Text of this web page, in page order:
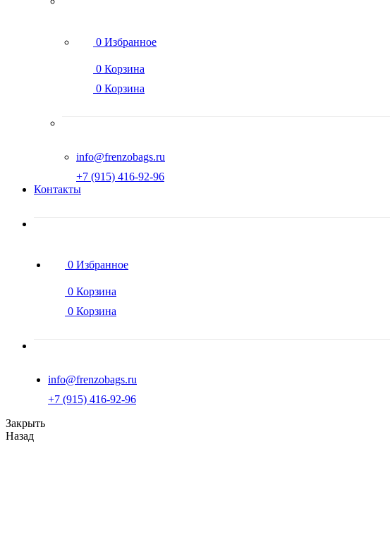
0 Избранное
0 Корзина
0 Корзина
info@frenzobags.ru
‭+7 (915) 416-92-96
Контакты
0 Избранное
0 Корзина
0 Корзина
info@frenzobags.ru
‭+7 (915) 416-92-96
Закрыть
Назад